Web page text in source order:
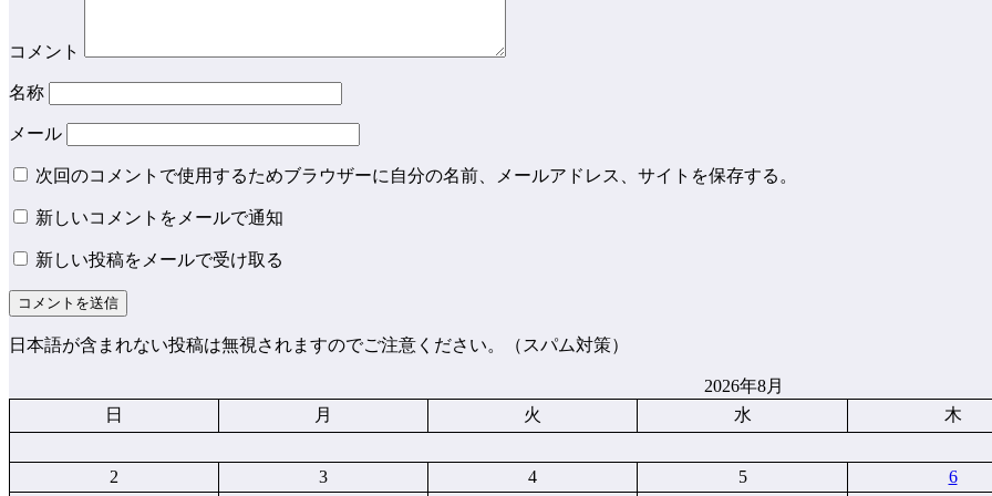
コメント
名称
メール
次回のコメントで使用するためブラウザーに自分の名前、メールアドレス、サイトを保存する。
新しいコメントをメールで通知
新しい投稿をメールで受け取る
日本語が含まれない投稿は無視されますのでご注意ください。（スパム対策）
2026年8月
日
月 火 水 木
2
3 4 5 6